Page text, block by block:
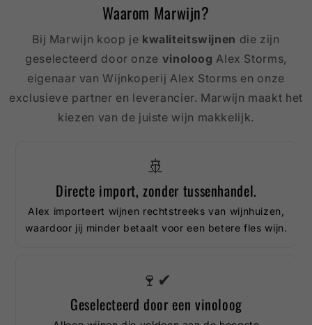
Waarom Marwijn?
Bij Marwijn koop je kwaliteitswijnen die zijn
geselecteerd door onze vinoloog Alex Storms,
eigenaar van Wijnkoperij Alex Storms en onze
exclusieve partner en leverancier. Marwijn maakt het
kiezen van de juiste wijn makkelijk.
🚢
Directe import, zonder tussenhandel.
Alex importeert wijnen rechtstreeks van wijnhuizen,
waardoor jij minder betaalt voor een betere fles wijn.
🍷✔
Geselecteerd door een vinoloog